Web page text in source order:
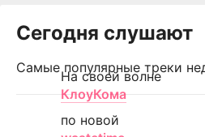
Сегодня слушают
Самые популярные треки
На своей волне
КлоуКома
по новой